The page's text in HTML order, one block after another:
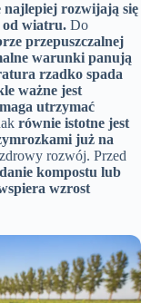
najlepiej rozwijają się
od wiatru. Do
przepuszczalnej
warunki panują
rzadko spada
ważne jest
utrzymać
równie istotne jest
już na
rozwój. Przed
kompostu lub
wzrost